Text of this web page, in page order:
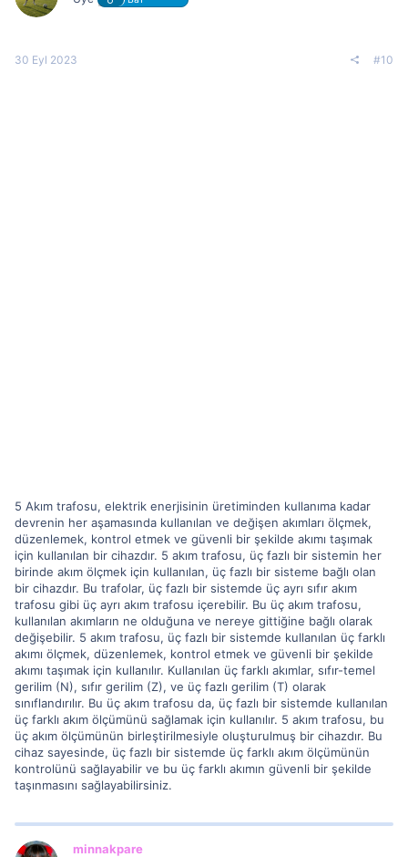
30 Eyl 2023 #10
5 Akım trafosu, elektrik enerjisinin üretiminden kullanıma kadar
devrenin her aşamasında kullanılan ve değişen akımları ölçmek,
düzenlemek, kontrol etmek ve güvenli bir şekilde akımı taşımak
için kullanılan bir cihazdır. 5 akım trafosu, üç fazlı bir sistemin her
birinde akım ölçmek için kullanılan, üç fazlı bir sisteme bağlı olan
bir cihazdır. Bu trafolar, üç fazlı bir sistemde üç ayrı sıfır akım
trafosu gibi üç ayrı akım trafosu içerebilir. Bu üç akım trafosu,
kullanılan akımların ne olduğuna ve nereye gittiğine bağlı olarak
değişebilir. 5 akım trafosu, üç fazlı bir sistemde kullanılan üç farklı
akımı ölçmek, düzenlemek, kontrol etmek ve güvenli bir şekilde
akımı taşımak için kullanılır. Kullanılan üç farklı akımlar, sıfır-temel
gerilim (N), sıfır gerilim (Z), ve üç fazlı gerilim (T) olarak
sınıflandırılır. Bu üç akım trafosu da, üç fazlı bir sistemde kullanılan
üç farklı akım ölçümünü sağlamak için kullanılır. 5 akım trafosu, bu
üç akım ölçümünün birleştirilmesiyle oluşturulmuş bir cihazdır. Bu
cihaz sayesinde, üç fazlı bir sistemde üç farklı akım ölçümünün
kontrolünü sağlayabilir ve bu üç farklı akımın güvenli bir şekilde
taşınmasını sağlayabilirsiniz.
minnakpare